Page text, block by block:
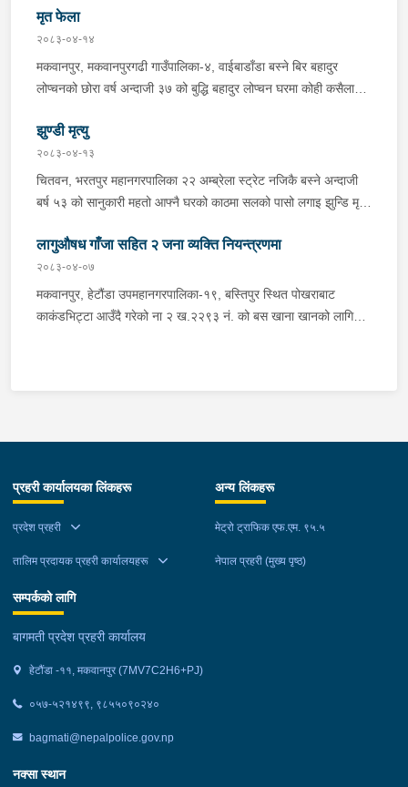
अनुसन्धान कार्य भईरहेको ।
घटनास्थलमा मुचुल्का सहित थप अनुसन्धान कार्य भइरहेको ।
मृत फेला
२०८३-०४-१४
मकवानपुर, मकवानपुरगढी गाउँपालिका-४, वाईबाडाँडा बस्ने बिर बहादुर
लोप्चनको छोरा वर्ष अन्दाजी ३७ को बुद्धि बहादुर लोप्चन घरमा कोही कसैलाई
मिति २०८३।०४।१४ गते सोहि स्थित कुसुमटार खोल्सामा घोप्टो परी मृत
अवस्थामा फेला परेको । यस घटना सम्बन्धमा थप अनुसन्धान कार्य भईरहेको
छ ।
झुण्डी मृत्यु
२०८३-०४-१३
चितवन, भरतपुर महानगरपालिका २२ अम्ब्रेला स्ट्रेट नजिकै बस्ने अन्दाजी
बर्ष ५३ को सानुकारी महतो आफ्नै घरको काठमा सलको पासो लगाइ झुन्डि मृत्यु
सहित थप अनुसन्धान कार्य भइरहेको ।
लागुऔषध गाँजा सहित २ जना व्यक्ति नियन्त्रणमा
२०८३-०४-०७
मकवानपुर, हेटौंडा उपमहानगरपालिका-१९, बस्तिपुर स्थित पोखराबाट
काकंडभिट्टा आउँदै गरेको ना २ ख.२२९३ नं. को बस खाना खानको लागि
लागुऔषध गाँजा २६ किलोग्राम २० ग्राम फेला परेको । लागुऔषध सहित
समिर मोक्तान र सोहि हेटौंडा उपमहानगरपालिका-१९, बस्तिपुर बस्ने वर्ष
भईरहेको छ ।
प्रहरी कार्यालयका लिंकहरू
प्रदेश प्रहरी
तालिम प्रदायक प्रहरी कार्यालयहरू
अन्य लिंकहरू
मेट्रो ट्राफिक एफ.एम. ९५.५
नेपाल प्रहरी (मुख्य पृष्ठ)
सम्पर्कको लागि
बागमती प्रदेश प्रहरी कार्यालय
हेटौंडा -११, मकवानपुर (7MV7C2H6+PJ)
०५७-५२१४९९, ९८५५०९०२४०
bagmati@nepalpolice.gov.np
नक्सा स्थान